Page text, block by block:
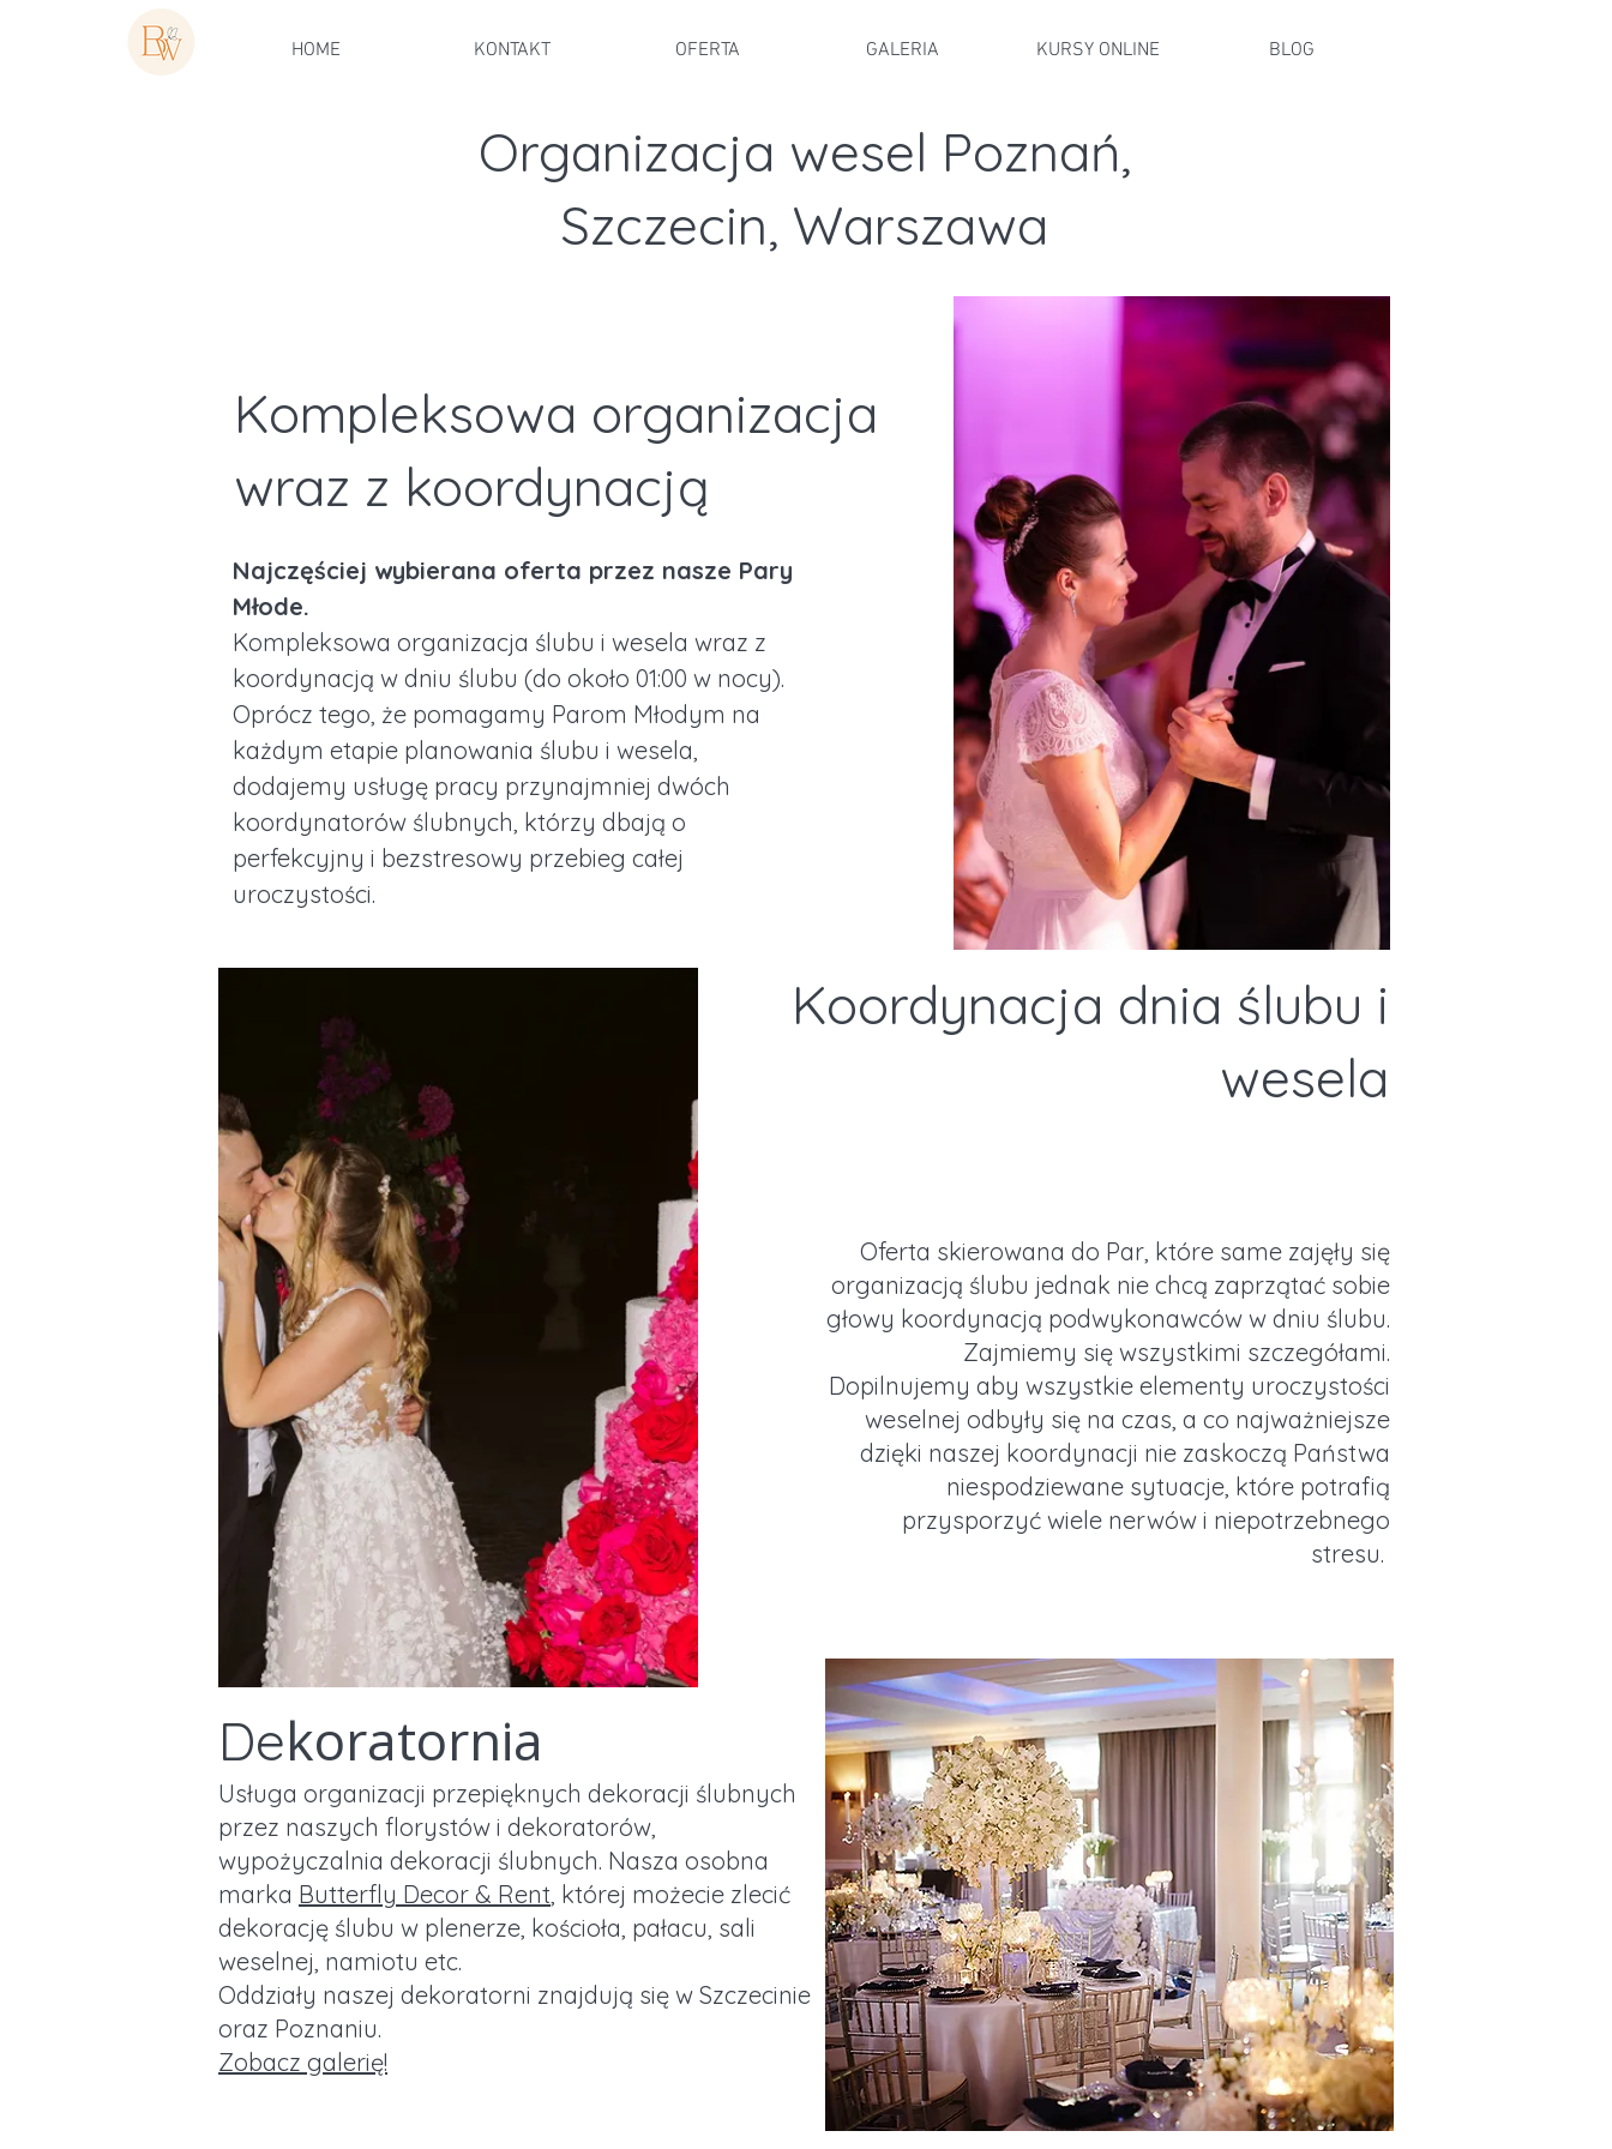
HOME KONTAKT OFERTA GALERIA KURSY ONLINE BLOG
Organizacja wesel Poznań,
Szczecin, Warszawa
Kompleksowa organizacja
wraz z koordynacją
Najczęściej wybierana oferta przez nasze Pary
Młode.
Kompleksowa organizacja ślubu i wesela wraz z
koordynacją w dniu ślubu (do około 01:00 w nocy).
Oprócz tego, że pomagamy Parom Młodym na
każdym etapie planowania ślubu i wesela,
dodajemy usługę pracy przynajmniej dwóch
koordynatorów ślubnych, którzy dbają o
perfekcyjny i bezstresowy przebieg całej
uroczystości.
Koordynacja dnia ślubu i
wesela
Oferta skierowana do Par, które same zajęły się
organizacją ślubu jednak nie chcą zaprzątać sobie
głowy koordynacją podwykonawców w dniu ślubu.
Zajmiemy się wszystkimi szczegółami.
Dopilnujemy aby wszystkie elementy uroczystości
weselnej odbyły się na czas, a co najważniejsze
dzięki naszej koordynacji nie zaskoczą Państwa
niespodziewane sytuacje, które potrafią
przysporzyć wiele nerwów i niepotrzebnego
stresu.
Dekoratornia
Usługa organizacji przepięknych dekoracji ślubnych
przez naszych florystów i dekoratorów,
wypożyczalnia dekoracji ślubnych. Nasza osobna
marka Butterfly Decor & Rent, której możecie zlecić
dekorację ślubu w plenerze, kościoła, pałacu, sali
weselnej, namiotu etc.
Oddziały naszej dekoratorni znajdują się w Szczecinie
oraz Poznaniu.
Zobacz galerię!